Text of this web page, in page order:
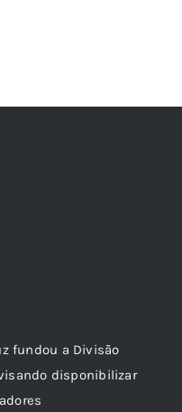
fundou a Divisão
disponibilizar